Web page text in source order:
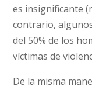
es insignificante
contrario,
del 50% de los
víctimas de
De la misma